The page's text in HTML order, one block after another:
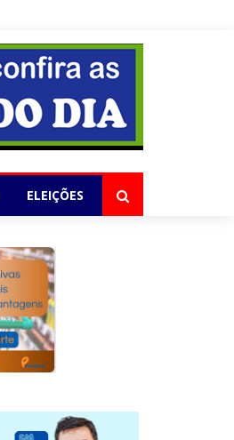
ELEIÇÕES